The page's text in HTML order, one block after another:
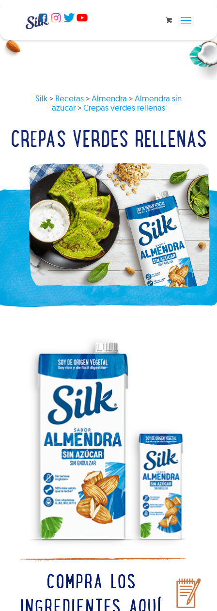
Silk> Recetas>Almendra >Almendra sin
azucar>Crepas verdes rellenas
CREPAS VERDES RELLENAS